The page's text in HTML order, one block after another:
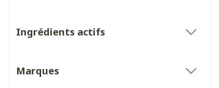
Ingrédients actifs
Marques